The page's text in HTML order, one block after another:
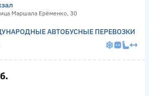
Маршала Ерёменко, 30
АВТОБУСНЫЕ ПЕРЕВОЗКИ